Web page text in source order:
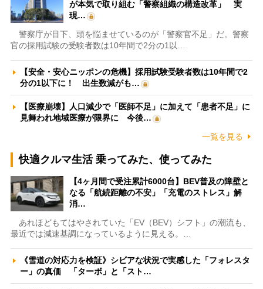
が本気で取り組む「警察組織の構造改革」 実
現…
警察庁が目下、頭を悩ませているのが「警察官不足」だ。警察
官の採用試験の受験者数は10年間で2分の1以…
【安全・安心ニッポンの危機】採用試験受験者数は10年間で2
分の1以下に！ 出生数減がも…
【医療崩壊】人口減少で「医師不足」に加えて「患者不足」に
見舞われ地域医療が限界に 今後…
一覧を見る
快適クルマ生活 乗ってみた、使ってみた
【4ヶ月間で受注累計6000台】BEV普及の障壁と
なる「航続距離の不安」「充電のストレス」解
消…
あれほどもてはやされていた「EV（BEV）シフト」の潮流も、
最近では減速基調になっているように見える。…
《雪道の対応力を検証》シビアな状況で実感した「フォレスタ
ー」の真価 「ターボ」と「スト…